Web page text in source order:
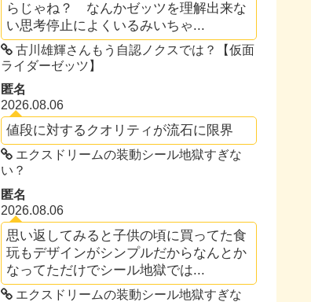
らじゃね？ なんかゼッツを理解出来な
い思考停止によくいるみいちゃ...
古川雄輝さんもう自認ノクスでは？【仮面
ライダーゼッツ】
匿名
2026.08.06
値段に対するクオリティが流石に限界
エクスドリームの装動シール地獄すぎな
い？
匿名
2026.08.06
思い返してみると子供の頃に買ってた食
玩もデザインがシンプルだからなんとか
なってただけでシール地獄では...
エクスドリームの装動シール地獄すぎな